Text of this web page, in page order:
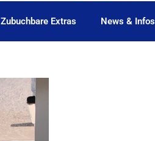
Zubuchbare Extras News & Infos